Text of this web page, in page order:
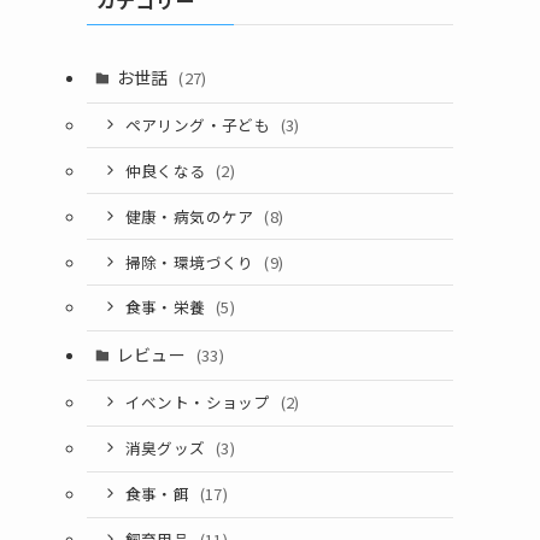
お世話 (27)
ペアリング・子ども (3)
仲良くなる (2)
健康・病気のケア (8)
掃除・環境づくり
(9)
食事・栄養 (5)
レビュー (33)
イベント・ショップ (2)
消臭グッズ (3)
食事・餌 (17)